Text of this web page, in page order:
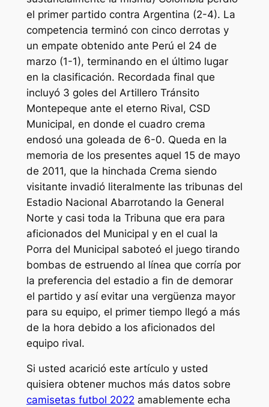
el primer partido contra Argentina (2-4). La
competencia terminó con cinco derrotas y
un empate obtenido ante Perú el 24 de
marzo (1-1), terminando en el último lugar
en la clasificación. Recordada final que
incluyó 3 goles del Artillero Tránsito
Montepeque ante el eterno Rival, CSD
Municipal, en donde el cuadro crema
endosó una goleada de 6-0. Queda en la
memoria de los presentes aquel 15 de mayo
de 2011, que la hinchada Crema siendo
visitante invadió literalmente las tribunas del
Estadio Nacional Abarrotando la General
Norte y casi toda la Tribuna que era para
aficionados del Municipal y en el cual la
Porra del Municipal saboteó el juego tirando
bombas de estruendo al línea que corría por
la preferencia del estadio a fin de demorar
el partido y así evitar una vergüenza mayor
para su equipo, el primer tiempo llegó a más
de la hora debido a los aficionados del
equipo rival.
Si usted acarició este artículo y usted
quisiera obtener muchos más datos sobre
camisetas futbol 2022 amablemente echa